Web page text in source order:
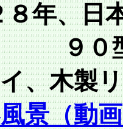
８年、日
９０
、木製
景（動